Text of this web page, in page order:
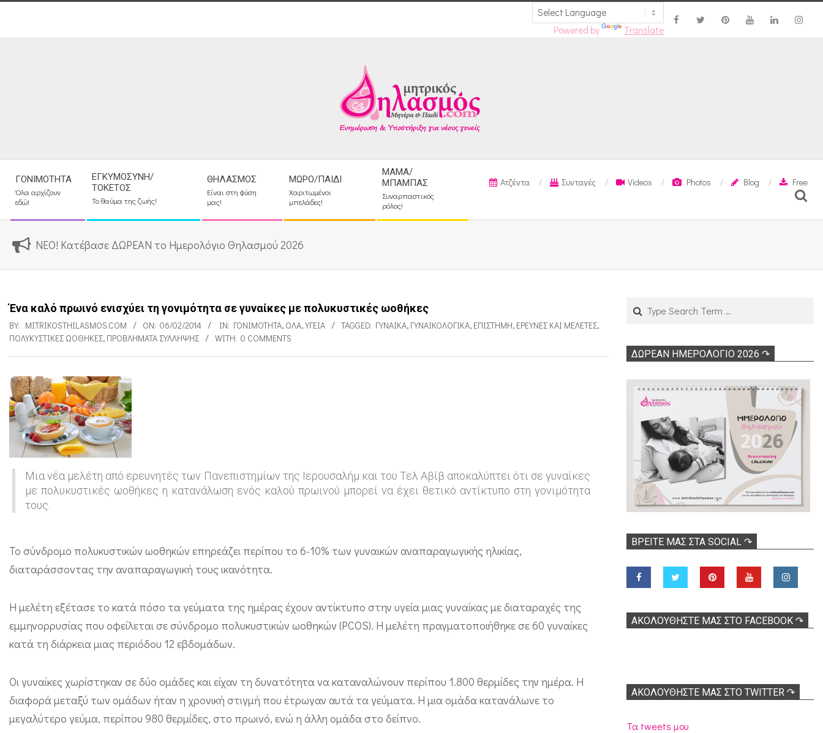
Powered by Translate
Navigation
Menu
ΓΟΝΙΜΌΤΗΤΑ
Όλα αρχίζουν
εδώ!
ΕΓΚΥΜΟΣΎΝΗ/
ΤΟΚΕΤΌΣ
Το θαύμα της ζωής!
ΘΗΛΑΣΜΌΣ
Είναι στη φύση
μας!
ΜΩΡΌ/ΠΑΙΔΊ
Χαριτωμένοι
μπελάδες!
ΜΑΜΆ/
ΜΠΑΜΠΆΣ
Συναρπαστικός
ρόλος!
Ατζέντα Συνταγές Videos Photos Blog
Free
Search
ΝΕΟ! Κατέβασε ΔΩΡΕΑΝ το Ημερολόγιο Θηλασμού 2026
Ένα καλό πρωινό ενισχύει τη γονιμότητα σε γυναίκες με πολυκυστικές ωοθήκες
BY: MITRIKOSTHILASMOS.COM ON: 06/02/2014 IN: ΓΟΝΙΜΌΤΗΤΑ, ΌΛΑ,ΥΓΕΊΑ TAGGED: ΓΥΝΑΊΚΑ, ΓΥΝΑΙΚΟΛΟΓΙΚΆ, ΕΠΙΣΤΉΜΗ, ΕΡΕΥΝΕΣ ΚΑΙ ΜΕΛΈΤΕΣ,
ΠΟΛΥΚΥΣΤΙΚΈΣ ΩΟΘΉΚΕΣ, ΠΡΟΒΛΉΜΑΤΑ ΣΎΛΛΗΨΗΣ WITH: 0 COMMENTS
Έ
ν
κ
ό
ρ
ω
ν
ό
ν
ι
σ
Μια νέα μελέτη από ερευνητές των Πανεπιστημίων της Ιερουσαλήμ και του Τελ Αβίβ αποκαλύπτει ότι σε γυναίκες
με πολυκυστικές ωοθήκες η κατανάλωση ενός καλού πρωινού μπορεί να έχει θετικό αντίκτυπο στη γονιμότητα
τους.
Το σύνδρομο πολυκυστικών ωοθηκών επηρεάζει περίπου το 6-10% των γυναικών αναπαραγωγικής ηλικίας,
διαταράσσοντας την αναπαραγωγική τους ικανότητα.
Η μελέτη εξέτασε το κατά πόσο τα γεύματα της ημέρας έχουν αντίκτυπο στην υγεία μιας γυναίκας με διαταραχές της
εμμηνορρυσίας που οφείλεται σε σύνδρομο πολυκυστικών ωοθηκών (PCOS). Η μελέτη πραγματοποιήθηκε σε 60 γυναίκες
κατά τη διάρκεια μιας περιόδου 12 εβδομάδων.
Οι γυναίκες χωρίστηκαν σε δύο ομάδες και είχαν τη δυνατότητα να καταναλώνουν περίπου 1.800 θερμίδες την ημέρα. Η
διαφορά μεταξύ των ομάδων ήταν η χρονική στιγμή που έτρωγαν αυτά τα γεύματα. Η μια ομάδα κατανάλωνε το
μεγαλύτερο γεύμα, περίπου 980 θερμίδες, στο πρωινό, ενώ η άλλη ομάδα στο δείπνο.
Search
ΔΩΡΕΑΝ ΗΜΕΡΟΛΟΓΙΟ 2026 ↷
ΒΡΕΊΤΕ ΜΑΣ ΣΤΑ SOCIAL ↷
ΑΚΟΛOΥΘΉΣΤΕ ΜΑΣ ΣΤΟ FACEBOOK ↷
ΑΚΟΛΟΥΘΉΣΤΕ ΜΑΣ ΣΤΟ TWITTER ↷
Τα tweets μου